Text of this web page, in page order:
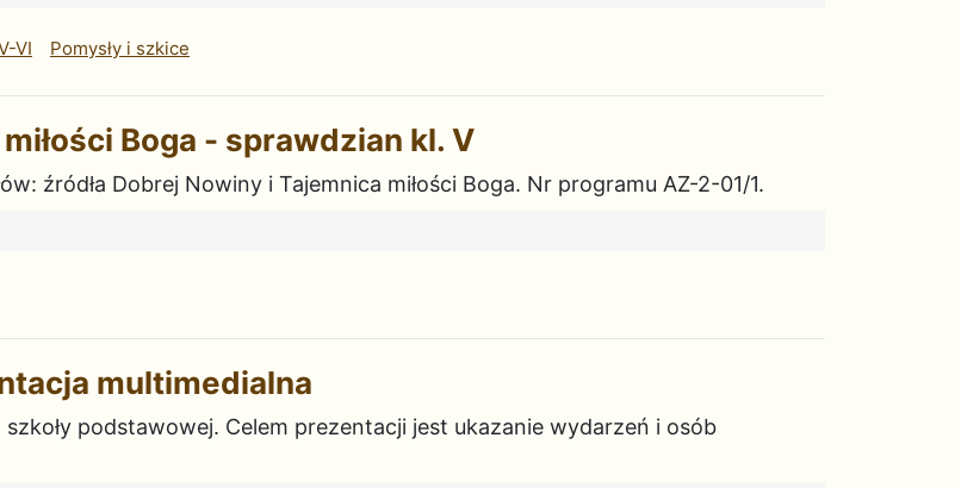
VI Pomysły i szkice
Boga - sprawdzian kl. V
źródła Dobrej Nowiny i Tajemnica miłości Boga. Nr programu AZ-2-01/1.
multimedialna
podstawowej. Celem prezentacji jest ukazanie wydarzeń i osób